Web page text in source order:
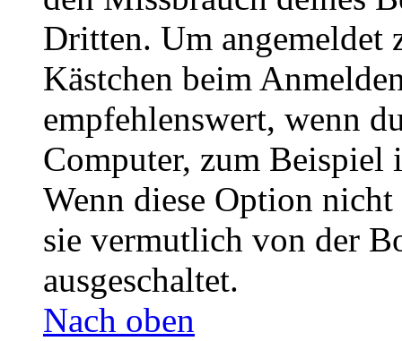
Dritten. Um angemeldet
Kästchen beim
empfehlenswert, wenn
Computer, zum Beispiel
Wenn diese Option
sie vermutlich von der
ausgeschaltet.
Nach oben